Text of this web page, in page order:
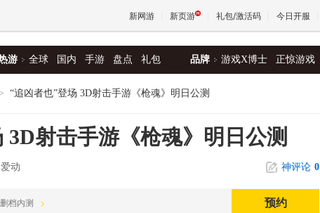
新网游 新页游 礼包/激活码 今日开服
游 全球 国内 手游 盘点 礼包 品牌 游戏X博士 正惊游戏
> “追凶者也”登场 3D射击手游《枪魂》明日公测
3D射击手游《枪魂》明日公测
动 神评论 0
档内测 预约